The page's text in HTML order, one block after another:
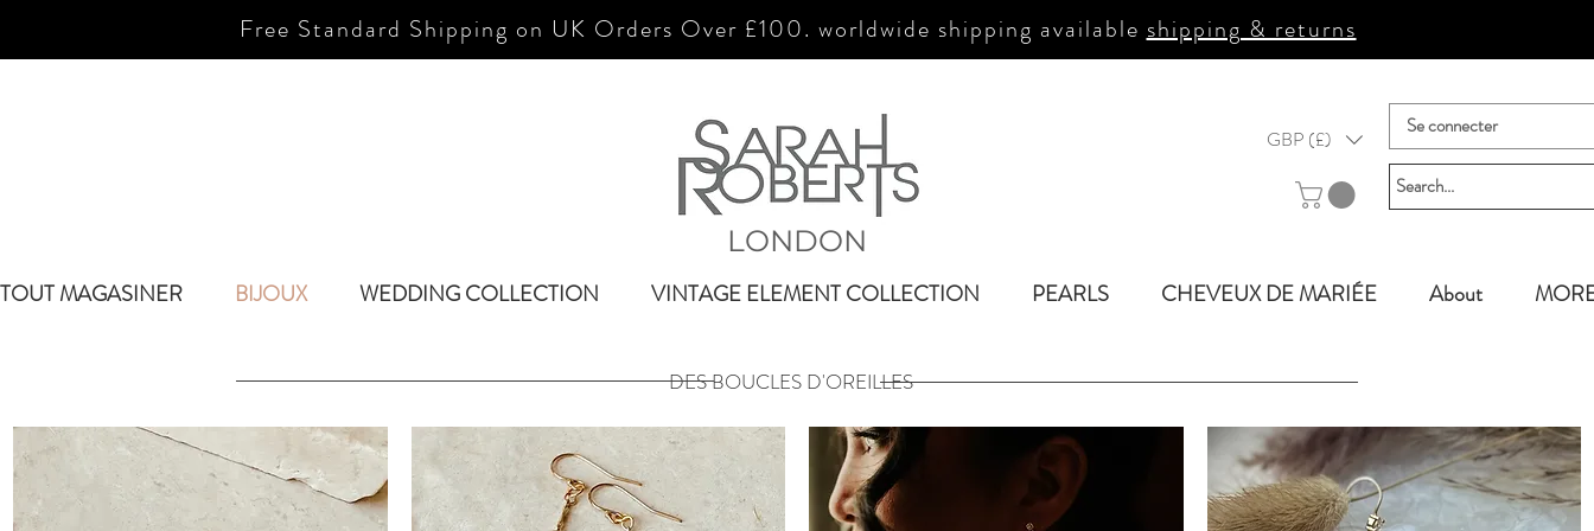
Free Standard Shipping on UK Orders Over £100. worldwide shipping availableshipping & returns
GBP (£) Se connecter
TOUT MAGASINER BIJOUX WEDDING COLLECTION VINTAGE ELEMENT COLLECTION PEARLS CHEVEUX DE MARIÉE About
LONDON
DES BOUCLES D'OREILLES